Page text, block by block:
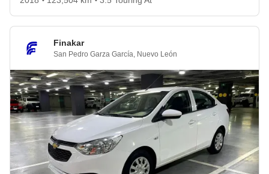
Finakar
San Pedro Garza García Nuevo León